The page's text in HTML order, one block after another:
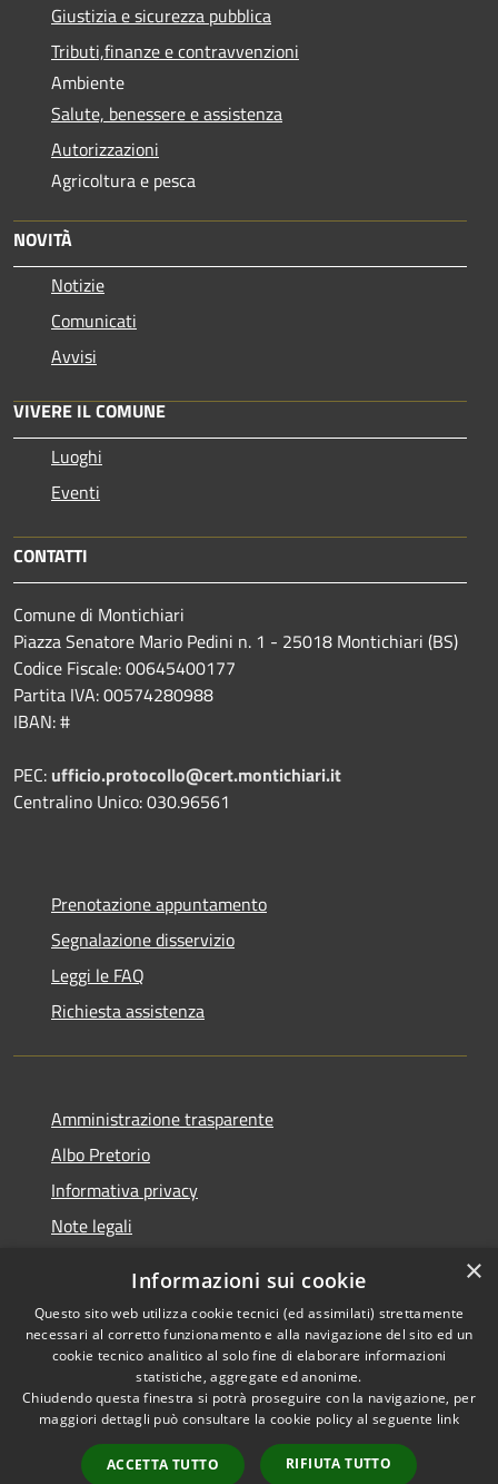
Giustizia e sicurezza pubblica
Tributi,finanze e contravvenzioni
Ambiente
Salute, benessere e assistenza
Autorizzazioni
Agricoltura e pesca
NOVITÀ
Notizie
Comunicati
Avvisi
VIVERE IL COMUNE
Luoghi
Eventi
CONTATTI
Comune di Montichiari
Piazza Senatore Mario Pedini n. 1 - 25018 Montichiari (BS)
Codice Fiscale: 00645400177
Partita IVA: 00574280988
IBAN: #
PEC: ufficio.protocollo@cert.montichiari.it
Centralino Unico: 030.96561
Prenotazione appuntamento
Segnalazione disservizio
Leggi le FAQ
Richiesta assistenza
Amministrazione trasparente
Albo Pretorio
Informativa privacy
Note legali
Whisteblowing
RSS
Accessibilità
Copyright © 2026 • Comune di
Municipium•
Accesso
×
Informazioni sui cookie
Questo sito web utilizza cookie tecnici (ed assimilati) strettamente
necessari al corretto funzionamento e alla navigazione del sito ed un
cookie tecnico analitico al solo fine di elaborare informazioni
statistiche, aggregate ed anonime.
Chiudendo questa finestra si potrà proseguire con la navigazione, per
maggiori dettagli può consultare la cookie policy al seguente link
ACCETTA TUTTO RIFIUTA TUTTO